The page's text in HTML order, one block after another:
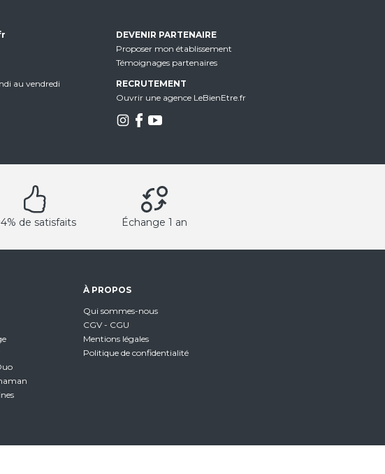
au vendredi
DEVENIR PARTENAIRE
Proposer mon établissement
Témoignages partenaires
RECRUTEMENT
Ouvrir une agence LeBienEtre.fr
de satisfaits Échange 1 an
À PROPOS
Qui sommes-nous
CGV - CGU
Mentions légales
Politique de confidentialité